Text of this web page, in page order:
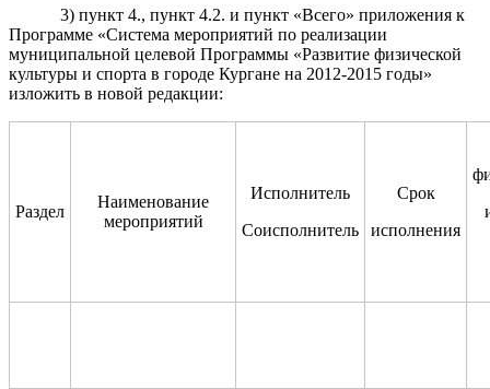
3) пункт 4., пункт 4.2. и пункт «Всего» приложения к
Программе «Система мероприятий по реализации
муниципальной целевой Программы «Развитие физической
культуры и спорта в городе Кургане на 2012-2015 годы»
изложить в новой редакции:
Раздел
Наименование
мероприятий
Исполнитель
Соисполнитель
Срок
исполнения